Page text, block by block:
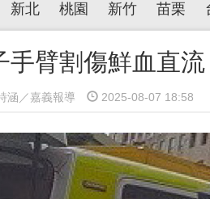
新北 桃園 新竹 苗栗
手臂割傷鮮血直
涵／嘉義報導 2025-08-07 18:58